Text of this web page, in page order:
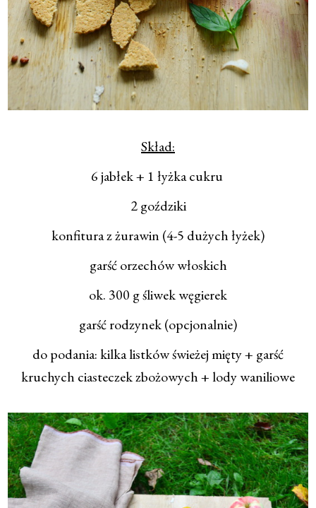
Skład:
6 jabłek + 1 łyżka cukru
2 goździki
konfitura z żurawin (4-5 dużych łyżek)
garść orzechów włoskich
ok. 300 g śliwek węgierek
garść rodzynek (opcjonalnie)
do podania: kilka listków świeżej mięty + garść
kruchych ciasteczek zbożowych + lody waniliowe